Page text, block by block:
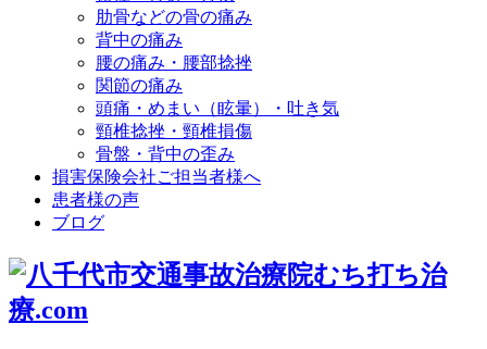
肋骨などの骨の痛み
背中の痛み
腰の痛み・腰部捻挫
関節の痛み
頭痛・めまい（眩暈）・吐き気
頸椎捻挫・頸椎損傷
骨盤・背中の歪み
損害保険会社ご担当者様へ
患者様の声
ブログ